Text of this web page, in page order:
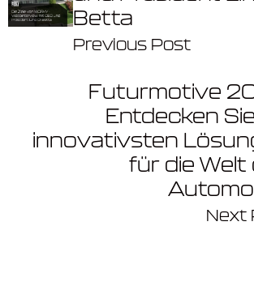
Betta
Previous Post
Futurmotive
Entdecken
innovativsten
für die Welt
Next